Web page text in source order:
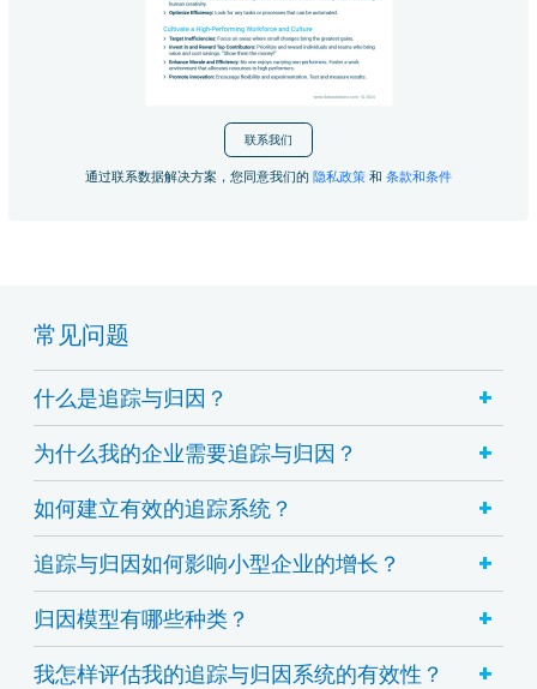
联系我们
通过联系数据解决方案，您同意我们的 隐私政策 和 条款和条件
常见问题
什么是追踪与归因？ +
为什么我的企业需要追踪与归因？ +
如何建立有效的追踪系统？ +
追踪与归因如何影响小型企业的增长？ +
归因模型有哪些种类？ +
我怎样评估我的追踪与归因系统的有效性？ +